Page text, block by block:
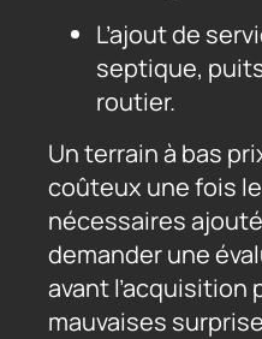
L’ajout de
septique,
routier.
Un terrain à bas
coûteux une fois
nécessaires
demander une
avant l’acquisition
mauvaises